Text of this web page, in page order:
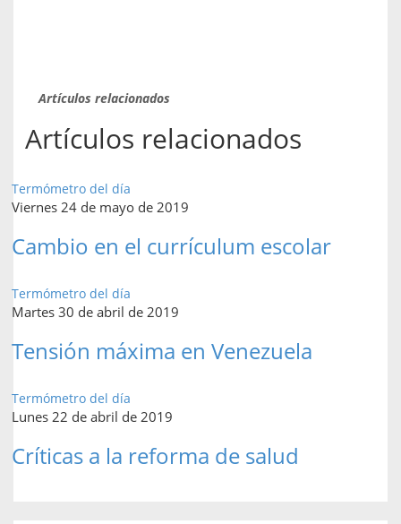
Artículos relacionados
Artículos relacionados
Termómetro del día
Viernes 24 de mayo de 2019
Cambio en el currículum escolar
Termómetro del día
Martes 30 de abril de 2019
Tensión máxima en Venezuela
Termómetro del día
Lunes 22 de abril de 2019
Críticas a la reforma de salud